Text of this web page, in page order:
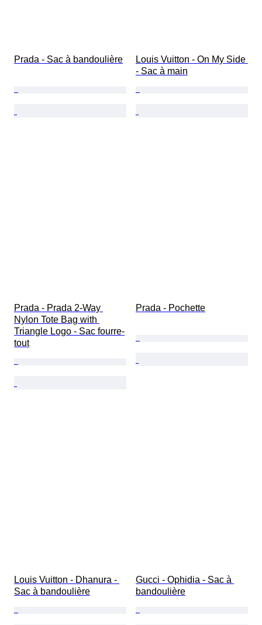
Prada - Sac à bandoulière
Louis Vuitton - On My Side
- Sac à main
Prada - Prada 2-Way
Nylon Tote Bag with
Triangle Logo - Sac fourre-
tout
Prada - Pochette
Louis Vuitton - Dhanura -
Sac à bandoulière
Gucci - Ophidia - Sac à
bandoulière